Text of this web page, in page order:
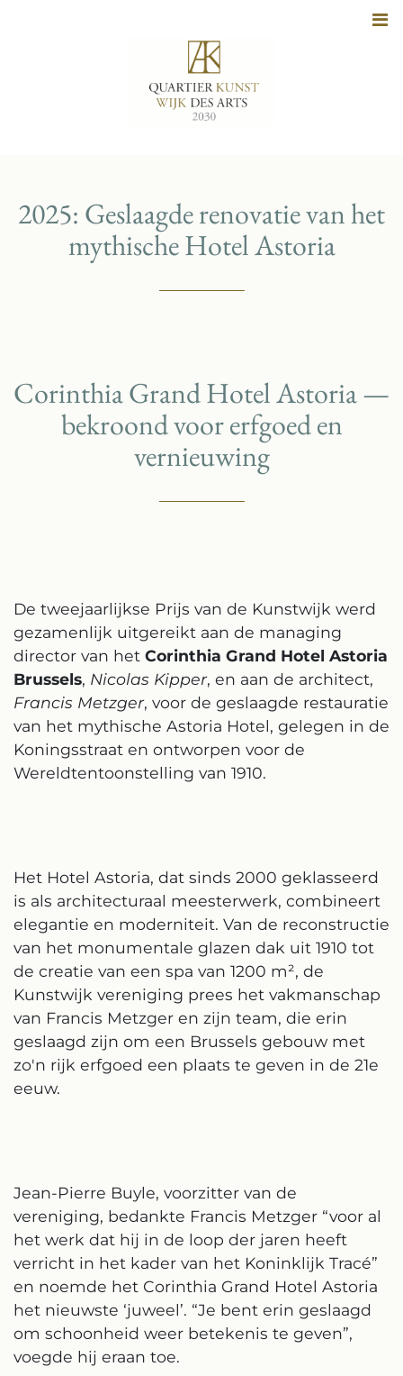
2025: Geslaagde renovatie van het
mythische Hotel Astoria
Corinthia Grand Hotel Astoria —
bekroond voor erfgoed en
vernieuwing
De tweejaarlijkse Prijs van de Kunstwijk werd
gezamenlijk uitgereikt aan de managing
director van het Corinthia Grand Hotel Astoria
Brussels, Nicolas Kipper, en aan de architect,
Francis Metzger, voor de geslaagde restauratie
van het mythische Astoria Hotel, gelegen in de
Koningsstraat en ontworpen voor de
Wereldtentoonstelling van 1910.
Het Hotel Astoria, dat sinds 2000 geklasseerd
is als architecturaal meesterwerk, combineert
elegantie en moderniteit. Van de reconstructie
van het monumentale glazen dak uit 1910 tot
de creatie van een spa van 1200 m², de
Kunstwijk vereniging prees het vakmanschap
van Francis Metzger en zijn team, die erin
geslaagd zijn om een Brussels gebouw met
zo'n rijk erfgoed een plaats te geven in de 21e
eeuw.
Jean-Pierre Buyle, voorzitter van de
vereniging, bedankte Francis Metzger “voor al
het werk dat hij in de loop der jaren heeft
verricht in het kader van het Koninklijk Tracé”
en noemde het Corinthia Grand Hotel Astoria
het nieuwste ‘juweel’. “Je bent erin geslaagd
om schoonheid weer betekenis te geven”,
voegde hij eraan toe.